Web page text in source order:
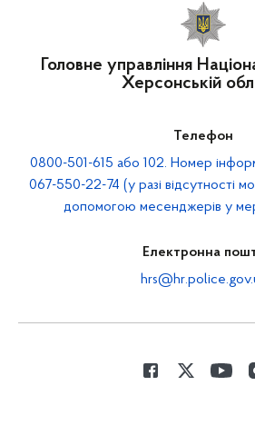
Головне управління
Херсонській
Телефон
0800-501-615 або 102. Номер
067-550-22-74 (у разі відсутності
допомогою месенджерів у
Електронна